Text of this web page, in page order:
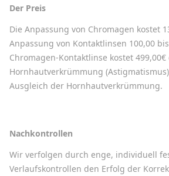
Der Preis
Die Anpassung von Chromagen kostet
Anpassung von Kontaktlinsen 100,00
Chromagen-Kontaktlinse kostet
Hornhautverkrümmung
Ausgleich der Hornhautverkrümmung.
Nachkontrollen
Wir verfolgen durch enge, individuell
Verlaufskontrollen den Erfolg der